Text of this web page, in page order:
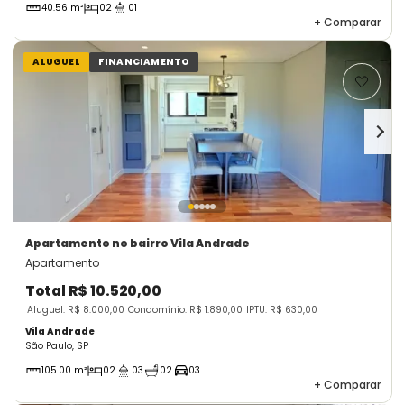
40.56 m²
02 01
+ Comparar
ALUGUEL FINANCIAMENTO
Apartamento no bairro Vila Andrade
Apartamento
Total R$ 10.520,00
Aluguel: R$ 8.000,00 Condomínio: R$ 1.890,00 IPTU: R$ 630,00
Vila Andrade
São Paulo, SP
105.00 m²
02 03 02 03
+ Comparar